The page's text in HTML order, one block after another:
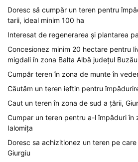
Doresc să cumpăr un teren pentru
tarii, ideal minim 100 ha
Interesat de regenerarea și plantarea
Concesionez minim 20 hectare pentru
migdali în zona Balta Albă județul Buzău
Cumpăr teren în zona de munte în
Căutăm un teren ieftin pentru
Caut un teren în zona de sud a țării,
Cumpar un teren pentru a-l împăduri în
Ialomița
Doresc sa achizitionez un teren pe
Giurgiu